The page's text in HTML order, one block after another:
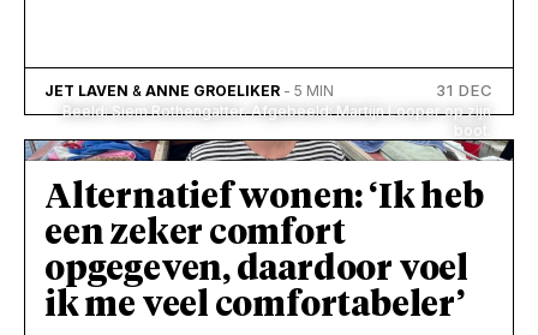
JET LAVEN & ANNE GROELIKER - 5 MIN 31 DEC
Beeld: Siem Rothengatter. Afgebeeld: Martijn Looper op zijn
boot.
Alternatief wonen: ‘Ik heb
een zeker comfort
opgegeven, daardoor voel
ik me veel comfortabeler’